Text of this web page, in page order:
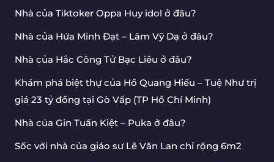
Nhà của Tiktoker Oppa Huy idol ở đâu?
Nhà của Hứa Minh Đạt – Lâm Vỹ Dạ ở đâu?
Nhà của Hắc Công Tử Bạc Liêu ở đâu?
Khám phá biệt thự của Hồ Quang Hiếu – Tuệ Như trị
giá 23 tỷ đồng tại Gò Vấp (TP Hồ Chí Minh)
Nhà của Gin Tuấn Kiệt – Puka ở đâu?
Sốc với nhà của giáo sư Lê Văn Lan chỉ rộng 6m2